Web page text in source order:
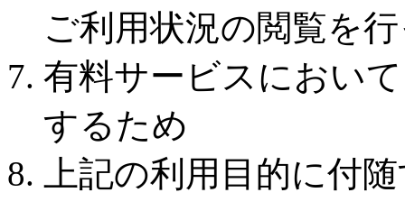
ご利用状況の閲覧を
有料サービスにおい
するため
上記の利用目的に付